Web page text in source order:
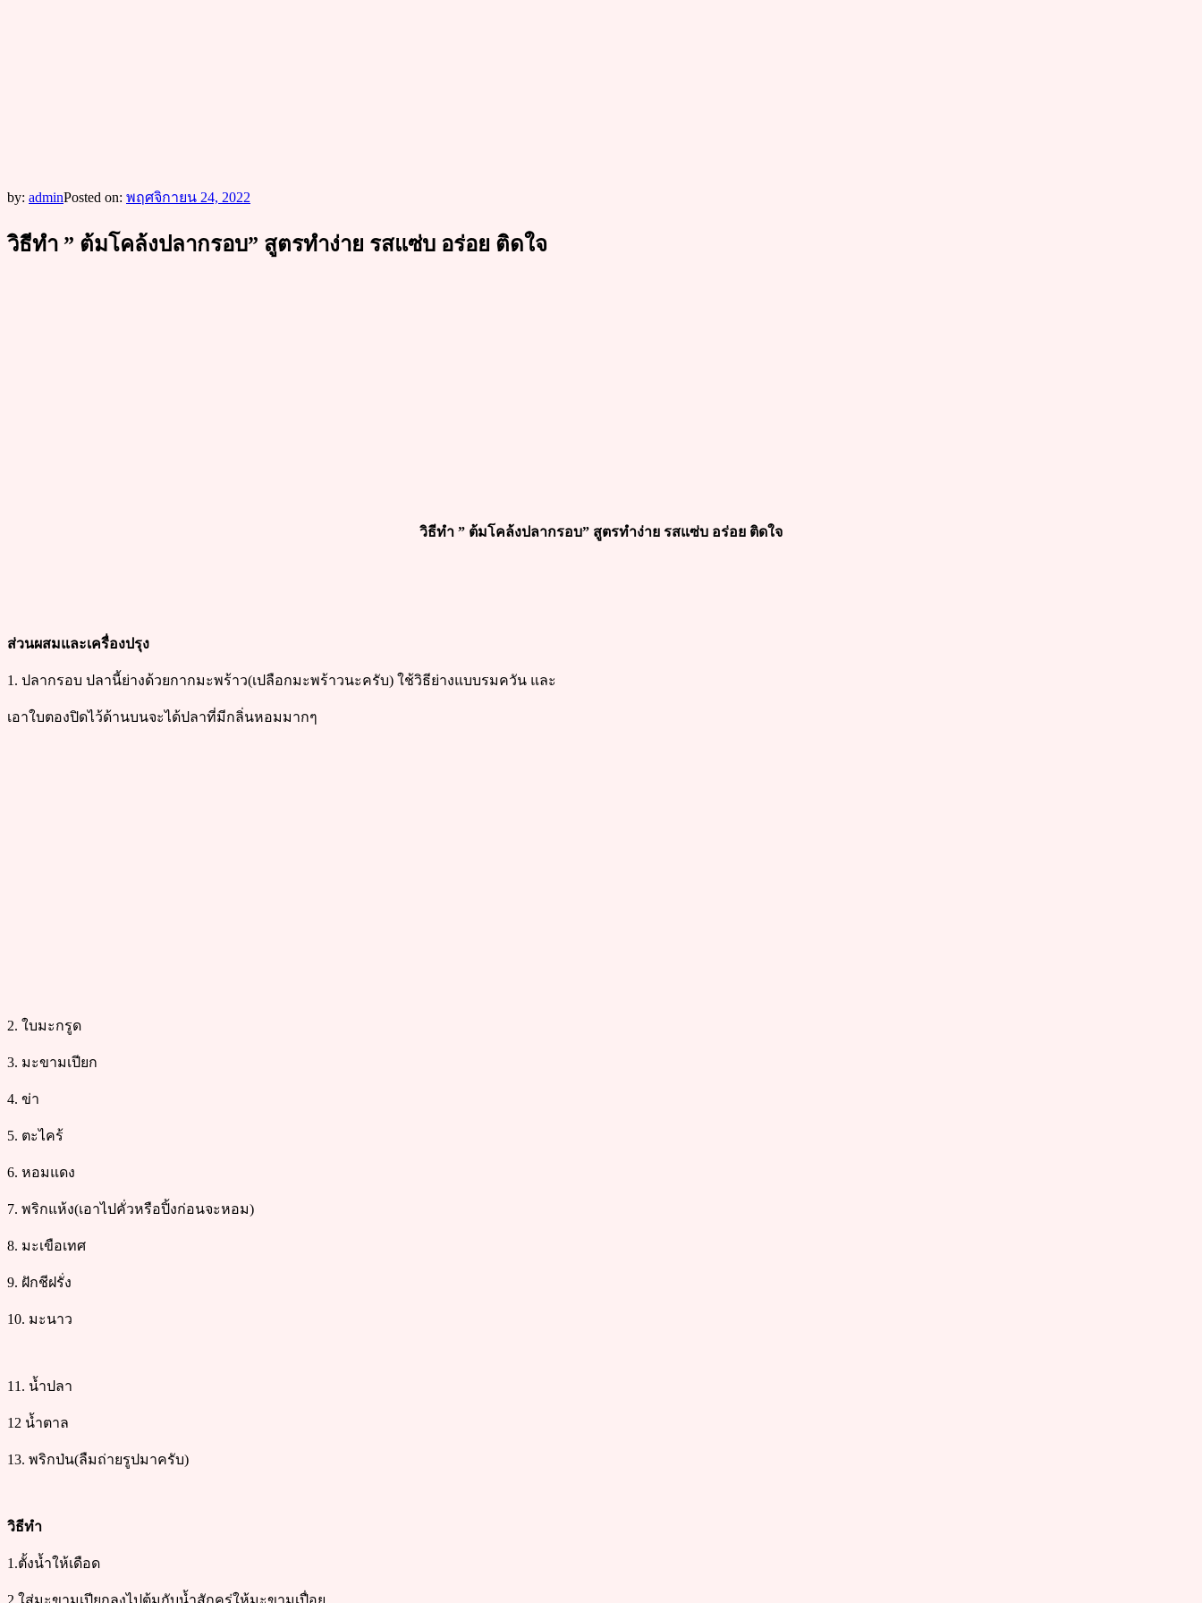
by: adminPosted on: พฤศจิกายน 24, 2022
วิธีทำ ” ต้มโคล้งปลากรอบ” สูตรทำง่าย รสแซ่บ อร่อย ติดใจ
วิธีทำ ” ต้มโคล้งปลากรอบ” สูตรทำง่าย รสแซ่บ อร่อย ติดใจ
ส่วนผสมและเครื่องปรุง
1. ปลากรอบ ปลานี้ย่างด้วยกากมะพร้าว(เปลือกมะพร้าวนะครับ) ใช้วิธีย่างแบบรมควัน และ
เอาใบตองปิดไว้ด้านบนจะได้ปลาที่มีกลิ่นหอมมากๆ
2. ใบมะกรูด
3. มะขามเปียก
4. ข่า
5. ตะไคร้
6. หอมแดง
7. พริกแห้ง(เอาไปคั่วหรือปิ้งก่อนจะหอม)
8. มะเขือเทศ
9. ฝักชีฝรั่ง
10. มะนาว
11. น้ำปลา
12 น้ำตาล
13. พริกป่น(ลืมถ่ายรูปมาครับ)
วิธีทำ
1.ตั้งน้ำให้เดือด
2.ใส่มะขามเปียกลงไปต้มกับน้ำสักครู่ให้มะขามเปื่อย